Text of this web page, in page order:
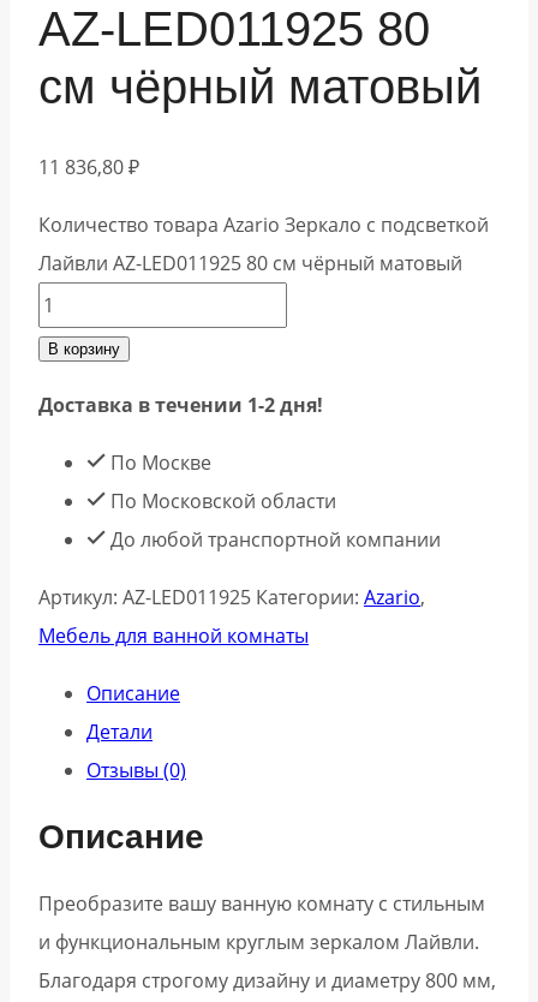
АZ-LED011925 80
см чёрный матовый
11 836,80₽
Количество товара Azario Зеркало с подсветкой
Лайвли АZ-LED011925 80 см чёрный матовый
В корзину
Доставка в течении 1-2 дня!
По Москве
По Московской области
До любой транспортной компании
Артикул: АZ-LED011925 Категории: Azario,
Мебель для ванной комнаты
Описание
Детали
Отзывы (0)
Описание
Преобразите вашу ванную комнату с стильным
и функциональным круглым зеркалом Лайвли.
Благодаря строгому дизайну и диаметру 800 мм,